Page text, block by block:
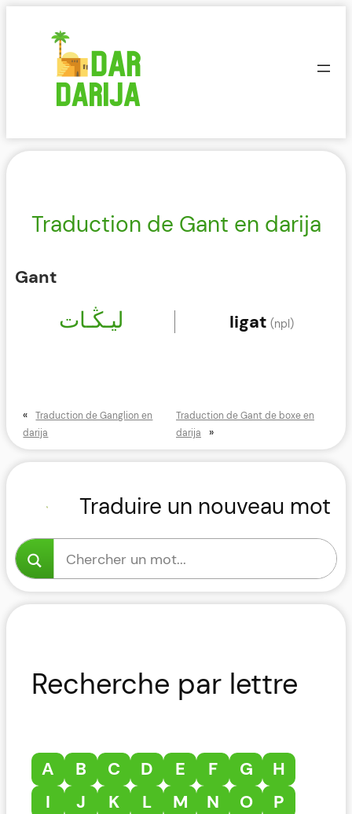
Traduction de Gant en darija
Gant
ليـڭـات ligat (npl)
«
Traduction de Ganglion en
darija
Traduction de Gant de boxe en
darija
»
Traduire un nouveau mot
Recherche par lettre
A B C D E F G
H
I
J K L M N O
P